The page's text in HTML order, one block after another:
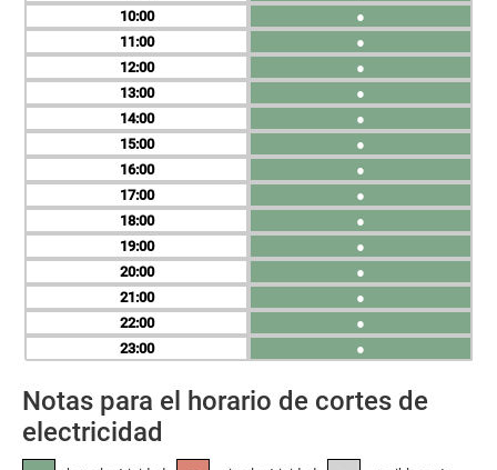
10
11
12
13
14
15
16
17
18
19
20
21
22
23
●
●
●
●
●
●
●
●
●
●
●
●
●
●
Notas para el horario de cortes de
electricidad